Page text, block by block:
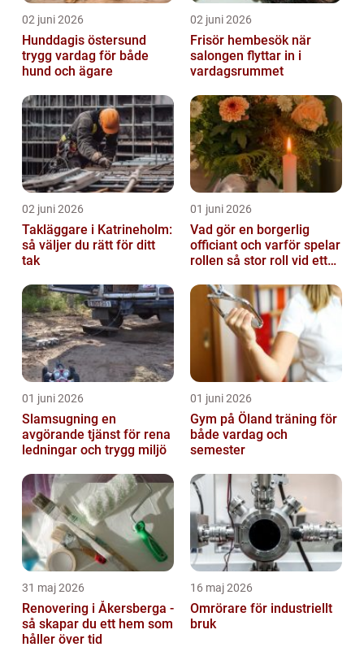
02 juni 2026
Hunddagis östersund
trygg vardag för både
hund och ägare
02 juni 2026
Frisör hembesök när
salongen flyttar in i
vardagsrummet
02 juni 2026
Takläggare i Katrineholm:
så väljer du rätt för ditt
tak
01 juni 2026
Vad gör en borgerlig
officiant och varför spelar
rollen så stor roll vid ett
01 juni 2026
Slamsugning en
avgörande tjänst för rena
ledningar och trygg miljö
01 juni 2026
Gym på Öland träning för
både vardag och
semester
31 maj 2026
Renovering i Åkersberga -
så skapar du ett hem som
håller över tid
16 maj 2026
Omrörare för industriellt
bruk